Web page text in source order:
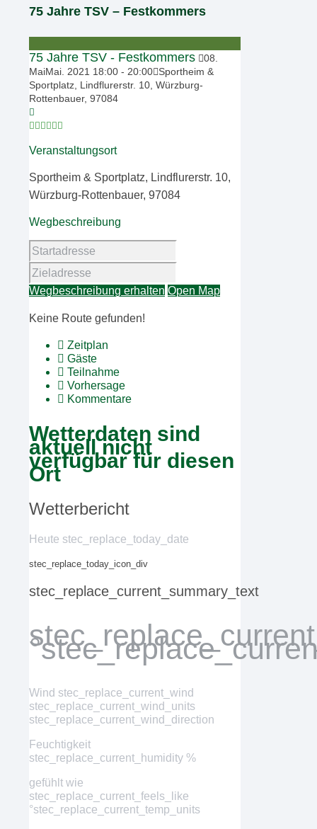
75 Jahre TSV – Festkommers
75 Jahre TSV - Festkommers 08
MaiMai 2021 18:00 - 20:00 Sportheim &
Sportplatz, Lindflurerstr. 10, Würzburg-
Rottenbauer, 97084
Veranstaltungsort
Sportheim & Sportplatz, Lindflurerstr. 10,
Würzburg-Rottenbauer, 97084
Wegbeschreibung
Wegbeschreibung erhalten Open Map
Keine Route gefunden!
Zeitplan
Gäste
Teilnahme
Vorhersage
Kommentare
Wetterdaten sind
aktuell nicht
verfügbar für diesen
Ort
Wetterbericht
Heute stec_replace_today_date
stec_replace_today_icon_div
stec_replace_current_summary_text
Wind stec_replace_current_wind
stec_replace_current_wind_units
stec_replace_current_wind_direction
Feuchtigkeit
stec_replace_current_humidity %
gefühlt wie
stec_replace_current_feels_like
°stec_replace_current_temp_units